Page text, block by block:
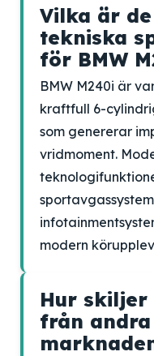
Vilka är
tekniska
för BMW
BMW M240i är
kraftfull 6-
som genererar
vridmoment.
modern
Hur skiljer
från